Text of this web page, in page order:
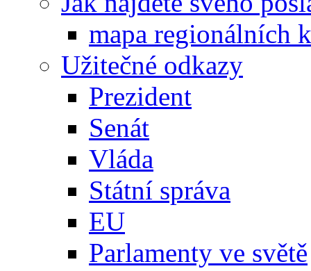
mapa regionálních
Užitečné odkazy
Prezident
Senát
Vláda
Státní správa
EU
Parlamenty ve světě